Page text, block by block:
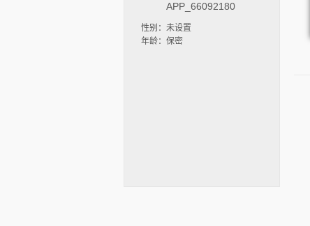
APP_66092180
性别：未设置
年龄：保密